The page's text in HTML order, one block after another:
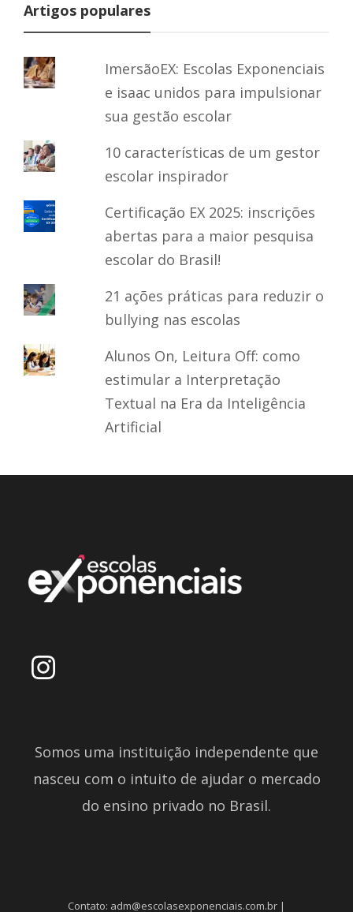
Artigos populares
ImersãoEX: Escolas Exponenciais
e isaac unidos para impulsionar
sua gestão escolar
10 características de um gestor
escolar inspirador
Certificação EX 2025: inscrições
abertas para a maior pesquisa
escolar do Brasil!
21 ações práticas para reduzir o
bullying nas escolas
Alunos On, Leitura Off: como
estimular a Interpretação
Textual na Era da Inteligência
Artificial
Somos uma instituição independente que
nasceu com o intuito de ajudar o mercado
do ensino privado no Brasil.
Contato: adm@escolasexponenciais.com.br |